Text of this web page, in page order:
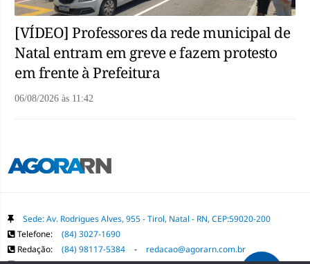
[VÍDEO] Professores da rede municipal de
Natal entram em greve e fazem protesto
em frente à Prefeitura
06/08/2026 às 11:42
Sede: Av. Rodrigues Alves, 955 - Tirol, Natal - RN, CEP:59020-200
Telefone:
(84) 3027-1690
Redação:
(84) 98117-5384 -
redacao@agorarn.com.br